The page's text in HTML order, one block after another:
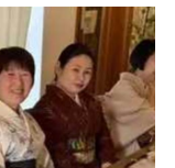
は止めよう）→